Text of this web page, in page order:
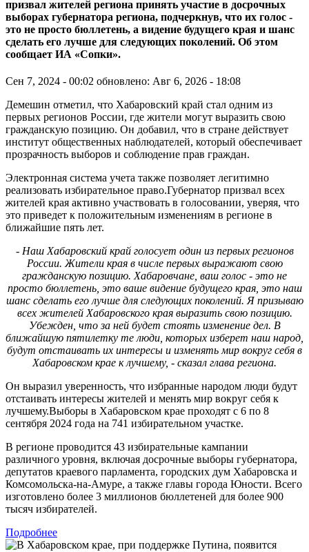
призвал жителей региона принять участие в досрочных
выборах губернатора региона, подчеркнув, что их голос -
это не просто бюллетень, а видение будущего края и шанс
сделать его лучше для следующих поколений. Об этом
сообщает ИА «Сопки».
Сен 7, 2024 - 00:02 обновлено: Авг 6, 2026 - 18:08
Демешин отметил, что Хабаровский край стал одним из
первых регионов России, где жители могут выразить свою
гражданскую позицию. Он добавил, что в стране действует
институт общественных наблюдателей, который обеспечивает
прозрачность выборов и соблюдение прав граждан.
Электронная система учета также позволяет легитимно
реализовать избирательное право.Губернатор призвал всех
жителей края активно участвовать в голосовании, уверяя, что
это приведет к положительным изменениям в регионе в
ближайшие пять лет.
- Наш Хабаровский край голосует один из первых регионов
России. Жители края в числе первых выражают свою
гражданскую позицию. Хабаровчане, ваш голос - это не
просто бюллетень, это ваше видение будущего края, это наш
шанс сделать его лучше для следующих поколений. Я призываю
всех жителей Хабаровского края выразить свою позицию.
Убежден, что за ней будет стоять изменение дел. В
ближайшую пятилетку те люди, которых изберет наш народ,
будут отстаивать их интересы и изменять мир вокруг себя в
Хабаровском крае к лучшему, - сказал глава региона.
Он выразил уверенность, что избранные народом люди будут
отстаивать интересы жителей и менять мир вокруг себя к
лучшему.Выборы в Хабаровском крае проходят с 6 по 8
сентября 2024 года на 741 избирательном участке.
В регионе проводится 43 избирательные кампании
различного уровня, включая досрочные выборы губернатора,
депутатов краевого парламента, городских дум Хабаровска и
Комсомольска-на-Амуре, а также главы города Юности. Всего
изготовлено более 3 миллионов бюллетеней для более 900
тысяч избирателей.
Подробнее